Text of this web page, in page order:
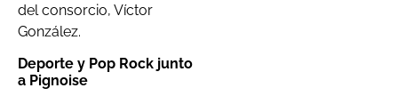
del consorcio, Víctor
González.
Deporte y Pop Rock junto
a Pignoise